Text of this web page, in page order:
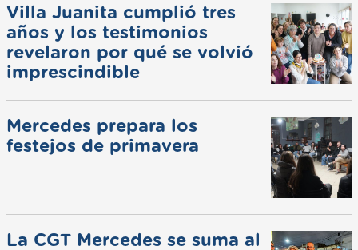
Villa Juanita cumplió tres
años y los testimonios
revelaron por qué se volvió
imprescindible
Mercedes prepara los
festejos de primavera
La CGT Mercedes se suma al